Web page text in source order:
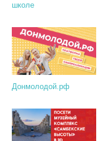
школе
Донмолодой.рф